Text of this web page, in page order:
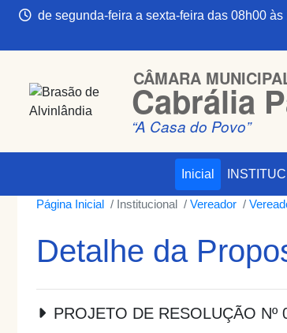
de segunda-feira a sexta-feira das 08h00 às
CÂMARA
Cabrália
“A Casa do Povo”
Inicial
Página Inicial Institucional Vereador
Detalhe da
PROJETO DE RESOLUÇÃO Nº